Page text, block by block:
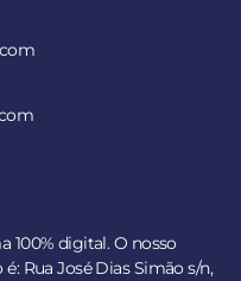
100% digital. O nosso
Rua José Dias Simão s/n,